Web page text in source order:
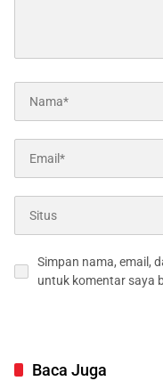
Simpan nama, email,
untuk komentar saya
Baca Juga